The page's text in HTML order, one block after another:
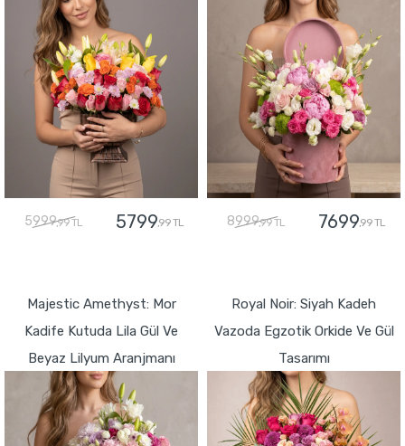
5999,99 TL 5799,99 TL 8999,99 TL 7699,99 TL
Majestic Amethyst: Mor
Kadife Kutuda Lila Gül Ve
Beyaz Lilyum Aranjmanı
Royal Noir: Siyah Kadeh
Vazoda Egzotik Orkide Ve Gül
Tasarımı